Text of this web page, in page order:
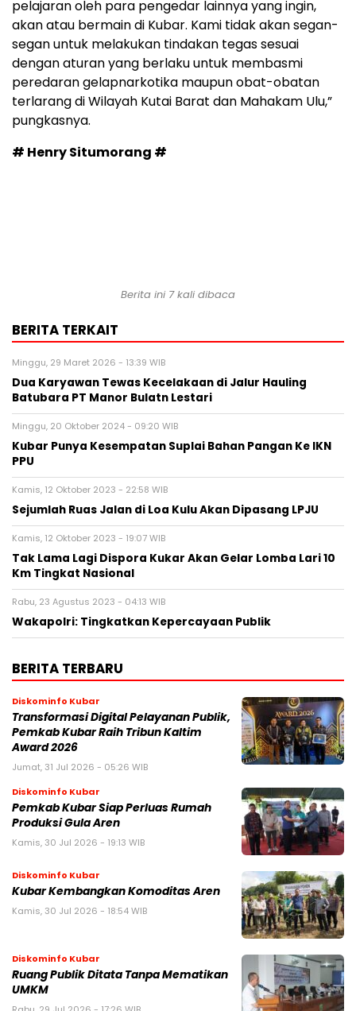
pelajaran oleh para pengedar lainnya yang ingin,
akan atau bermain di Kubar. Kami tidak akan segan-
segan untuk melakukan tindakan tegas sesuai
dengan aturan yang berlaku untuk membasmi
peredaran gelapnarkotika maupun obat-obatan
terlarang di Wilayah Kutai Barat dan Mahakam Ulu,”
pungkasnya.
# Henry Situmorang #
Berita ini 7 kali dibaca
BERITA TERKAIT
Minggu, 29 Maret 2026 - 13:39 WIB
Dua Karyawan Tewas Kecelakaan di Jalur Hauling
Batubara PT Manor Bulatn Lestari
Minggu, 20 Oktober 2024 - 09:20 WIB
Kubar Punya Kesempatan Suplai Bahan Pangan Ke IKN
PPU
Kamis, 12 Oktober 2023 - 22:58 WIB
Sejumlah Ruas Jalan di Loa Kulu Akan Dipasang LPJU
Kamis, 12 Oktober 2023 - 19:07 WIB
Tak Lama Lagi Dispora Kukar Akan Gelar Lomba Lari 10
Km Tingkat Nasional
Rabu, 23 Agustus 2023 - 04:13 WIB
Wakapolri: Tingkatkan Kepercayaan Publik
BERITA TERBARU
Diskominfo Kubar
Transformasi Digital Pelayanan Publik,
Pemkab Kubar Raih Tribun Kaltim
Award 2026
Jumat, 31 Jul 2026 - 05:26 WIB
Diskominfo Kubar
Pemkab Kubar Siap Perluas Rumah
Produksi Gula Aren
Kamis, 30 Jul 2026 - 19:13 WIB
Diskominfo Kubar
Kubar Kembangkan Komoditas Aren
Kamis, 30 Jul 2026 - 18:54 WIB
Diskominfo Kubar
Ruang Publik Ditata Tanpa Mematikan
UMKM